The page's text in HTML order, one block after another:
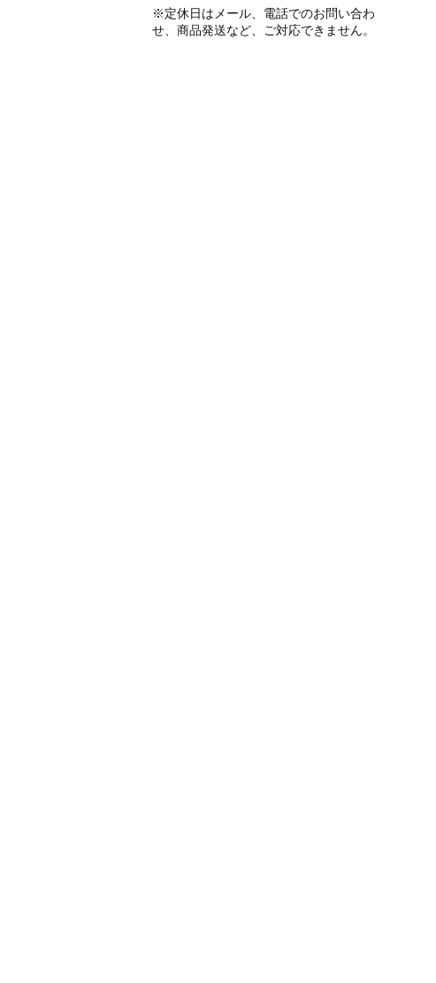
※定休日はメール、電話でのお問い合わ
せ、商品発送など、ご対応できません。